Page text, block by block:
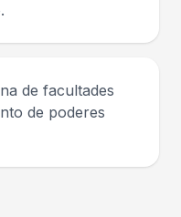
de facultades
de poderes